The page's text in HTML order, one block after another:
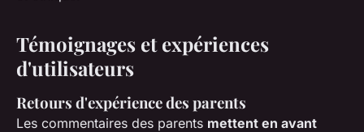
Témoignages et expériences
d'utilisateurs
Retours d'expérience des parents
Les commentaires des parents mettent en avant